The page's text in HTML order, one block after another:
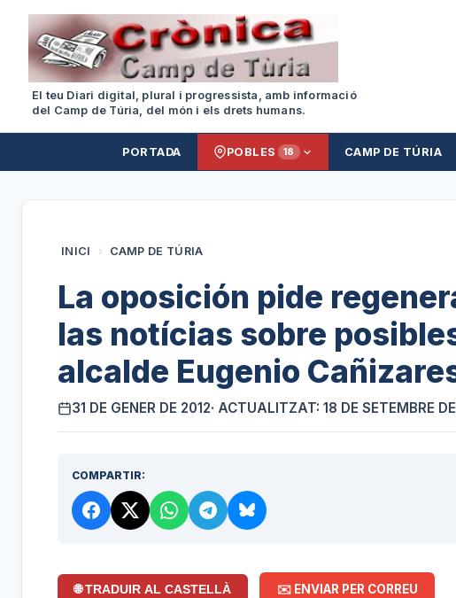
El teu Diari digital, plural i progressista, amb informació
del Camp de Túria, del món i els drets humans.
PORTADA POBLES 18 CAMP DE TÚRIA
INICI › CAMP DE TÚRIA
La oposición pide
las notícias sobre
alcalde Eugenio
31 DE GENER DE 2012· ACTUALITZAT: 18 DE SETEMBRE
COMPARTIR:
🌐 TRADUIR AL CASTELLÀ ✉️ ENVIAR PER CORREU